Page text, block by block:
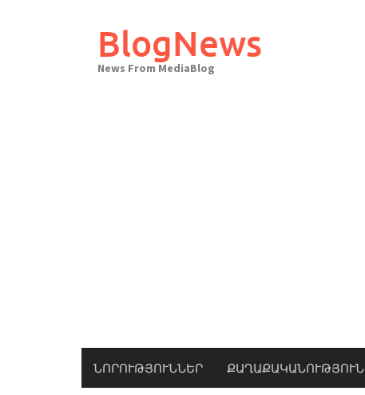
BlogNews
News From MediaBlog
ՆՈՐՈՒԹՅՈՒՆՆԵՐ ՔԱՂԱՔԱԿԱՆՈՒԹՅՈՒՆ